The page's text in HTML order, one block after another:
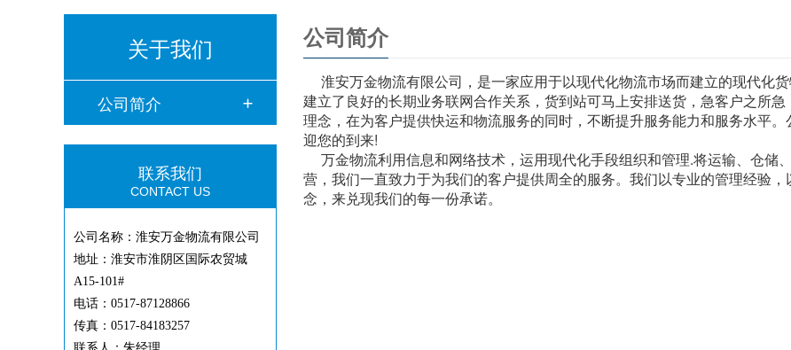
关于我们
公司简介
联系我们
CONTACT US
公司名称：淮安万金物流有限公司
地址：淮安市淮阴区国际农贸城
A15-101#
电话：0517-87128866
传真：0517-84183257
公司简介
淮安万金物流有限公司，是一家应用于以现代化物流市场而建立的现代化
建立了良好的长期业务联网合作关系，货到站可马上安排送货，急客户之所
理念，在为客户提供快运和物流服务的同时，不断提升服务能力和服务水平
迎您的到来!
万金物流利用信息和网络技术，运用现代化手段组织和管理.将运输、仓储
营，我们一直致力于为我们的客户提供周全的服务。我们以专业的管理经验，
念，来兑现我们的每一份承诺。